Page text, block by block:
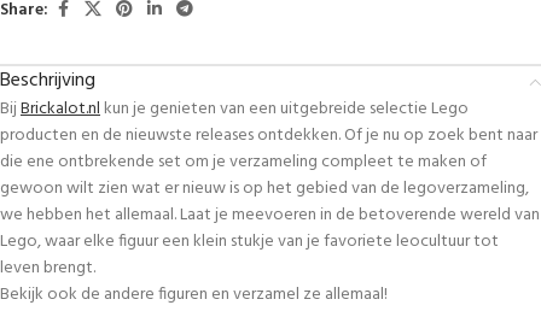
Share:
Beschrijving
BijBrickalot.nlkun je genieten van een uitgebreide selectie Lego
producten en de nieuwste releases ontdekken. Of je nu op zoek bent naar
die ene ontbrekende set om je verzameling compleet te maken of
gewoon wilt zien wat er nieuw is op het gebied van de legoverzameling,
we hebben het allemaal. Laat je meevoeren in de betoverende wereld van
Lego, waar elke figuur een klein stukje van je favoriete leocultuur tot
leven brengt.
Bekijk ook de andere figuren en verzamel ze allemaal!